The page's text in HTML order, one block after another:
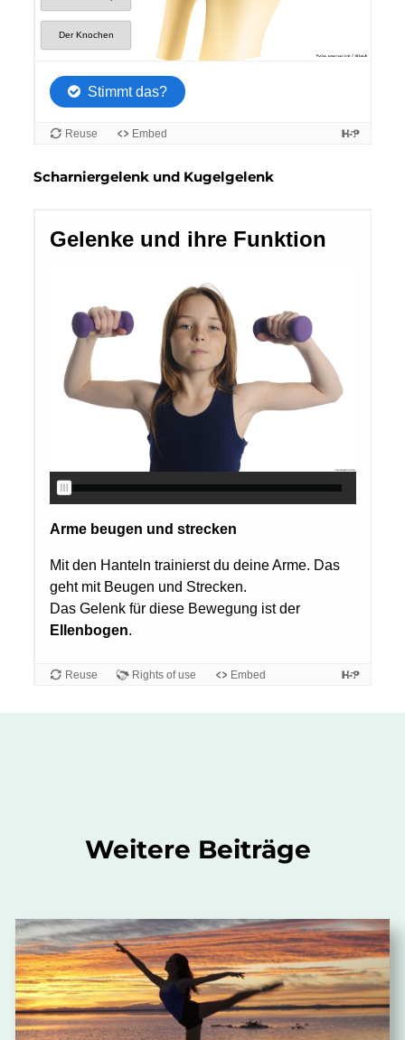
Scharniergelenk und Kugelgelenk
Weitere Beiträge